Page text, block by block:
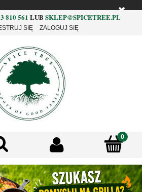
810 561 LUB SKLEP@SPICETREE.PL
SIĘ ZALOGUJ SIĘ